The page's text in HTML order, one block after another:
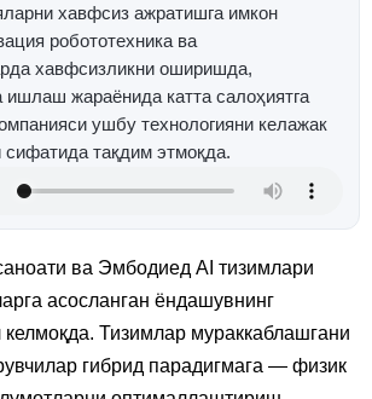
хавфсиз ажратишга имкон
робототехника ва
хавфсизликни оширишда,
ишлаш жараёнида катта салоҳиятга
ушбу технологияни келажак
тақдим этмоқда.
ва Эмбодиед AI тизимлари
асосланган ёндашувнинг
келмоқда. Тизимлар мураккаблашгани
гибрид парадигмага — физик